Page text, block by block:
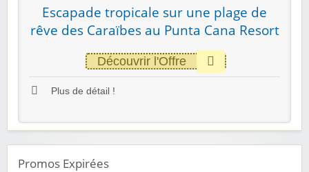
Escapade tropicale sur une plage de
rêve des Caraïbes au Punta Cana Resort
Découvrir l'Offre
Plus de détail !
Promos Expirées